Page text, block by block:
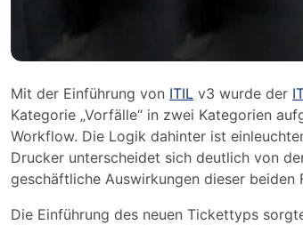
Mit der Einführung von ITIL v3 wurde der
Kategorie „Vorfälle“ in zwei Kategorien
Workflow. Die Logik dahinter ist
Drucker unterscheidet sich deutlich von
geschäftliche Auswirkungen dieser
Die Einführung des neuen Tickettyps